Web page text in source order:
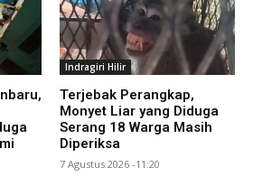
Indragiri Hilir
Terjebak Perangkap,
Monyet Liar yang Diduga
Serang 18 Warga Masih
Diperiksa
7 Agustus 2026 -11:20